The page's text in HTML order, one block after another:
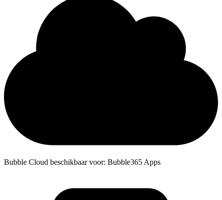
Bubble Cloud beschikbaar voor: Bubble365 Apps